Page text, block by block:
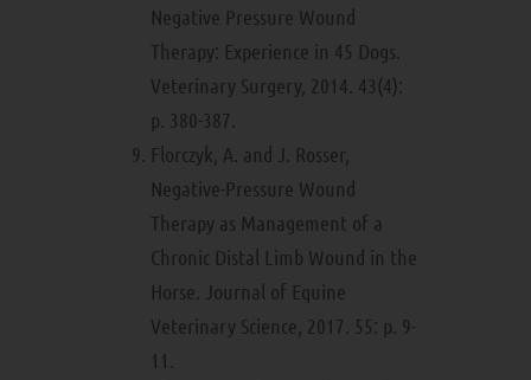
Negative Pressure Wound
Therapy: Experience in 45 Dogs.
Veterinary Surgery, 2014. 43(4):
p. 380-387.
Florczyk, A. and J. Rosser,
Negative-Pressure Wound
Therapy as Management of a
Chronic Distal Limb Wound in the
Horse. Journal of Equine
Veterinary Science, 2017. 55: p. 9-
11.